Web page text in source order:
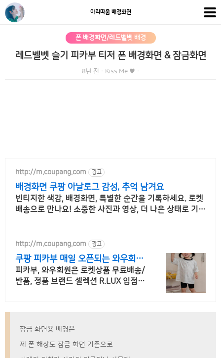
아리따움 배경화면
폰 배경화면/레드벨벳 배경
레드벨벳 슬기 피카부 티저 폰 배경화면 & 잠금화면
8년 전 · Kiss Me ♥ ·
http://m.coupang.com 광고
배경화면 쿠팡 아날로그 감성, 추억 남겨요
빈티지한 색감, 배경화면, 특별한 순간을 기록하세요. 로켓
배송으로 만나요! 소중한 사진과 영상, 더 나은 상태로 기록
http://m.coupang.com 광고
쿠팡 피카부 매일 오픈되는 와우회원
특가
피카부, 와우회원은 로켓상품 무료배송/
반품, 정품 브랜드 셀렉션 R.LUX 입점.
잠금 화면용 배경은
제 폰 해상도 잠금 화면 기준으로